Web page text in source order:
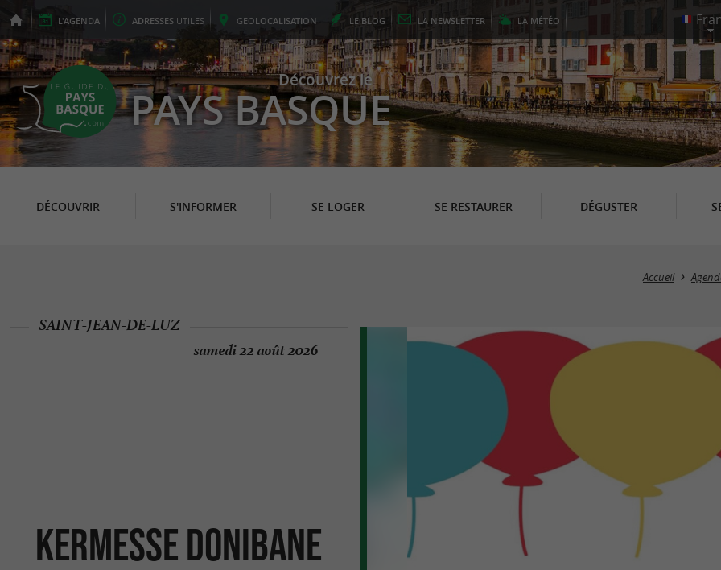
L'AGENDA ADRESSES UTILES GEOLOCALISATION LE BLOG LA NEWSLETTER LA MÉTÉO
Découvrez le
PAYS BASQUE
DÉCOUVRIR S'INFORMER SE LOGER SE RESTAURER DÉGUSTER
Accueil
Kermesse Donibane
SAINT-JEAN-DE-LUZ
samedi 22 août 2026